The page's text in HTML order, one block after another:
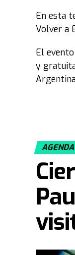
En esta
Volver a
El
y
AGENDA